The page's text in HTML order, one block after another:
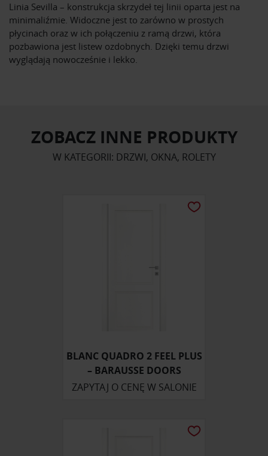
Linia Sevilla – konstrukcja skrzydeł tej linii oparta jest na
minimaliźmie. Widoczne jest to zarówno w prostych
płycinach oraz w ich połączeniu z ramą drzwi, która
pozbawiona jest listew ozdobnych. Dzięki temu drzwi
wyglądają nowocześnie i lekko.
ZOBACZ INNE PRODUKTY
W KATEGORII: DRZWI, OKNA, ROLETY
BLANC QUADRO 2 FEEL PLUS
– BARAUSSE DOORS
ZAPYTAJ O CENĘ W SALONIE